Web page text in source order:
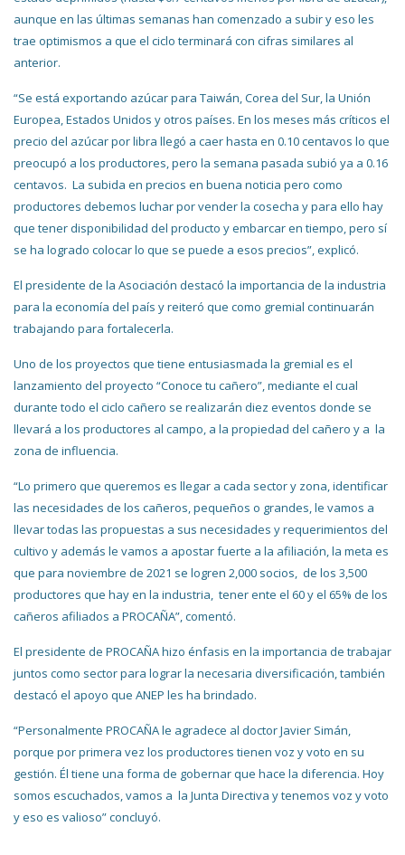
aunque en las últimas semanas han comenzado a subir y eso les
trae optimismos a que el ciclo terminará con cifras similares al
anterior.
“Se está exportando azúcar para Taiwán, Corea del Sur, la Unión
Europea, Estados Unidos y otros países. En los meses más críticos el
precio del azúcar por libra llegó a caer hasta en 0.10 centavos lo que
preocupó a los productores, pero la semana pasada subió ya a 0.16
centavos. La subida en precios en buena noticia pero como
productores debemos luchar por vender la cosecha y para ello hay
que tener disponibilidad del producto y embarcar en tiempo, pero sí
se ha logrado colocar lo que se puede a esos precios”, explicó.
El presidente de la Asociación destacó la importancia de la industria
para la economía del país y reiteró que como gremial continuarán
trabajando para fortalecerla.
Uno de los proyectos que tiene entusiasmada la gremial es el
lanzamiento del proyecto “Conoce tu cañero”, mediante el cual
durante todo el ciclo cañero se realizarán diez eventos donde se
llevará a los productores al campo, a la propiedad del cañero y a la
zona de influencia.
“Lo primero que queremos es llegar a cada sector y zona, identificar
las necesidades de los cañeros, pequeños o grandes, le vamos a
llevar todas las propuestas a sus necesidades y requerimientos del
cultivo y además le vamos a apostar fuerte a la afiliación, la meta es
que para noviembre de 2021 se logren 2,000 socios, de los 3,500
productores que hay en la industria, tener ente el 60 y el 65% de los
cañeros afiliados a PROCAÑA”, comentó.
El presidente de PROCAÑA hizo énfasis en la importancia de trabajar
juntos como sector para lograr la necesaria diversificación, también
destacó el apoyo que ANEP les ha brindado.
“Personalmente PROCAÑA le agradece al doctor Javier Simán,
porque por primera vez los productores tienen voz y voto en su
gestión. Él tiene una forma de gobernar que hace la diferencia. Hoy
somos escuchados, vamos a la Junta Directiva y tenemos voz y voto
y eso es valioso” concluyó.